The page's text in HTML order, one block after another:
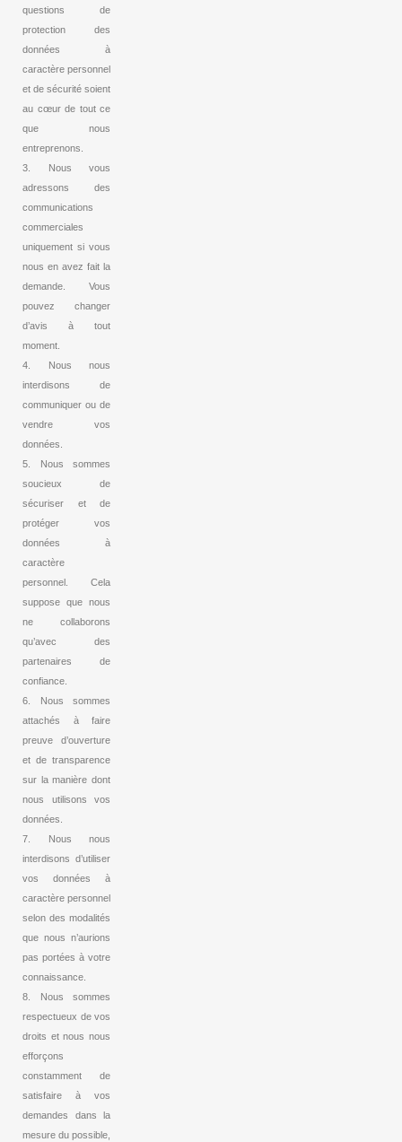
questions de
protection des
données à
caractère personnel
et de sécurité soient
au cœur de tout ce
que nous
entreprenons.
3. Nous vous
adressons des
communications
commerciales
uniquement si vous
nous en avez fait la
demande. Vous
pouvez changer
d’avis à tout
moment.
4. Nous nous
interdisons de
communiquer ou de
vendre vos
données.
5. Nous sommes
soucieux de
sécuriser et de
protéger vos
données à
caractère
personnel. Cela
suppose que nous
ne collaborons
qu’avec des
partenaires de
confiance.
6. Nous sommes
attachés à faire
preuve d’ouverture
et de transparence
sur la manière dont
nous utilisons vos
données.
7. Nous nous
interdisons d’utiliser
vos données à
caractère personnel
selon des modalités
que nous n’aurions
pas portées à votre
connaissance.
8. Nous sommes
respectueux de vos
droits et nous nous
efforçons
constamment de
satisfaire à vos
demandes dans la
mesure du possible,